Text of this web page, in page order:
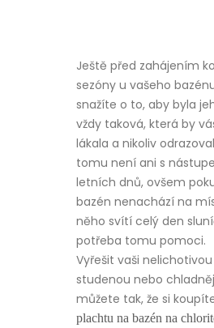
Ještě před zahájením
sezóny u vašeho
snažíte o to, aby byla
vždy taková, která by
lákala a nikoliv
tomu není ani s
letních dnů, ovšem
bazén nenachází na
něho svítí celý den
potřeba tomu pomoci.
Vyřešit vaši
studenou nebo
můžete tak, že si
plachtu na bazén na